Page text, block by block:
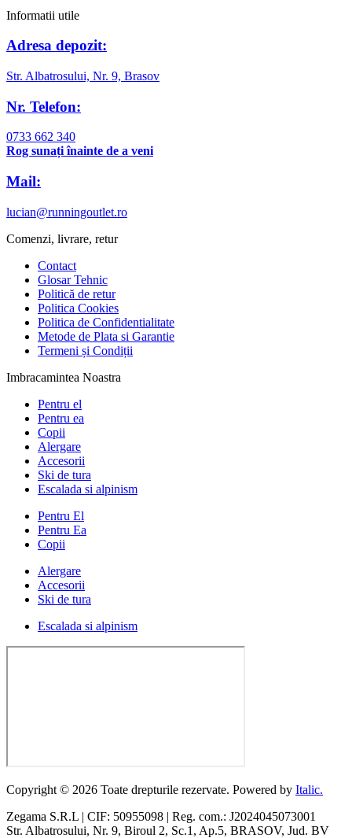
Informatii utile
Adresa depozit:
Str. Albatrosului, Nr. 9, Brasov
Nr. Telefon:
0733 662 340
Rog sunați înainte de a veni
Mail:
lucian@runningoutlet.ro
Comenzi, livrare, retur
Contact
Glosar Tehnic
Politică de retur
Politica Cookies
Politica de Confidentialitate
Metode de Plata si Garantie
Termeni și Condiții
Imbracamintea Noastra
Pentru el
Pentru ea
Copii
Alergare
Accesorii
Ski de tura
Escalada si alpinism
Pentru El
Pentru Ea
Copii
Alergare
Accesorii
Ski de tura
Escalada si alpinism
Copyright © 2026 Toate drepturile rezervate. Powered by Italic.
Zegama S.R.L | CIF: 50955098 | Reg. com.: J2024045073001
Str. Albatrosului, Nr. 9, Biroul 2, Sc.1, Ap.5, BRASOV, Jud. BV